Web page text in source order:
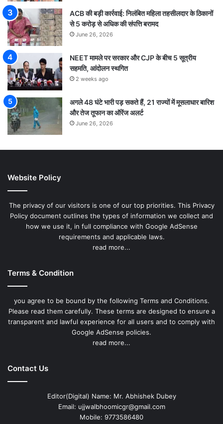
ACB की बड़ी कार्रवाई: निलंबित महिला तहसीलदार के ठिकानों
से 5 करोड़ से अधिक की संपत्ति बरामद
June 26, 2026
NEET मामले पर सरकार और CJP के बीच 5 सूत्रीय
सहमति, आंदोलन स्थगित
2 weeks ago
अगले 48 घंटे भारी पड़ सकते हैं, 21 राज्यों में मूसलाधार बारिश
और तेज तूफान का ऑरेंज अलर्ट
June 26, 2026
Website Policy
The privacy of our visitors is one of our top priorities. This Privacy
Policy document outlines the types of information we collect and
how we use it, in full compliance with Google AdSense
requirements and applicable laws.
read more...
Terms & Condition
you agree to be bound by the following Terms and Conditions.
Please read them carefully. These terms are designed to ensure a
transparent and lawful experience for all users and to comply with
Google AdSense policies.
read more...
Contact Us
Editor(Digital) Name: Mr. Abhishek Dubey
Email: ujjwalbhoomicgr@gmail.com
Mobile: 9773586480